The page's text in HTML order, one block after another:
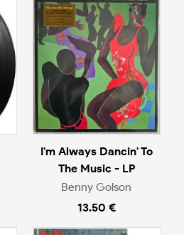
I'm Always Dancin' To
The Music - LP
Benny Golson
13.50 €